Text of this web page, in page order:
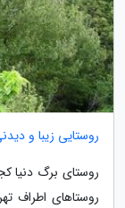
روستایی زیبا و
روستای برگ دنیا
روستاهای اطراف